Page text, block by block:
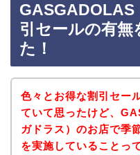
GASGADOLAS
引セールの有無
た！
色々とお得な割引セー
ていて思ったけど、
ガドラス）のお店で季
を実施していることっ